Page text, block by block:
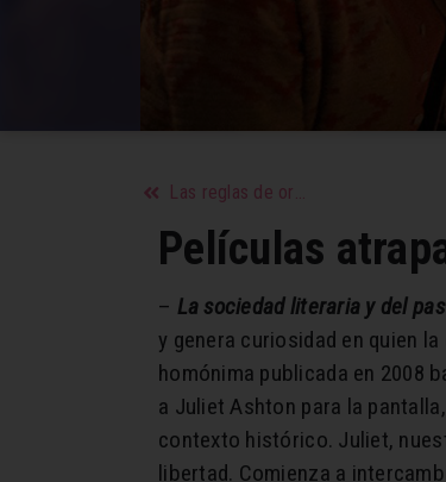
Las reglas de oro de una sexualidad sana
Películas
– La sociedad literaria y del
y genera curiosidad en quien
homónima publicada en 2008
a Juliet Ashton para la
contexto histórico. Juliet,
libertad. Comienza a